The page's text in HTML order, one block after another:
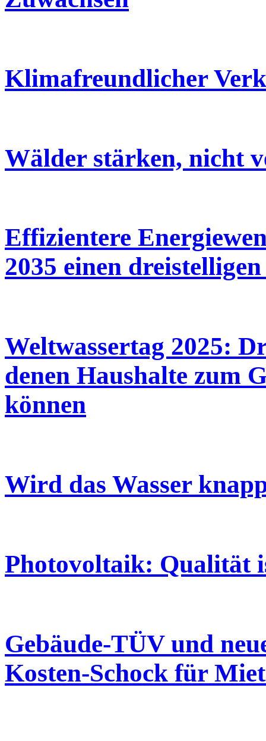
Klimafreundlicher
Wälder stärken, nicht
Effizientere
2035 einen
Weltwassertag 2025:
denen Haushalte zum
können
Wird das Wasser
Photovoltaik: Qualität
Gebäude-TÜV und
Kosten-Schock für